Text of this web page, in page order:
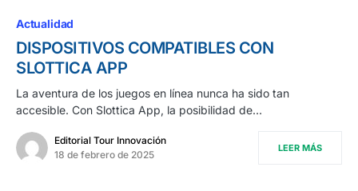
Actualidad
DISPOSITIVOS COMPATIBLES CON
SLOTTICA APP
La aventura de los juegos en línea nunca ha sido tan
accesible. Con Slottica App, la posibilidad de…
Editorial Tour Innovación
18 de febrero de 2025
LEER MÁS